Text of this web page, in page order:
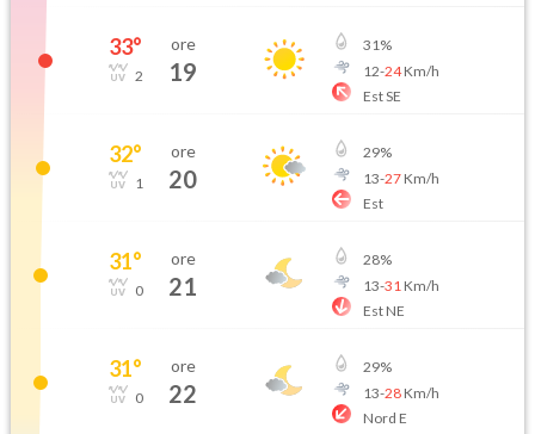
33°
2
ore
19
31%
12-24Km/h
Est SE
32°
1
ore
20
29%
13-27Km/h
Est
31°
0
ore
21
28%
13-31 Km/h
Est NE
31°
0
ore
22
29%
13-28Km/h
Nord E